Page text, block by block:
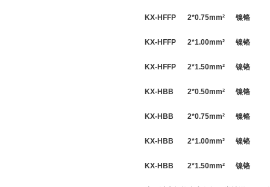
KX-HFFP 2*0.75mm² 镍铬
KX-HFFP 2*1.00mm² 镍铬
KX-HFFP 2*1.50mm² 镍铬
KX-HBB 2*0.50mm² 镍铬
KX-HBB 2*0.75mm² 镍铬
KX-HBB 2*1.00mm² 镍铬
KX-HBB 2*1.50mm² 镍铬